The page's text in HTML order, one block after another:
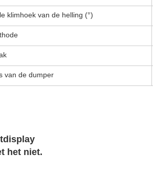
klimhoek van de helling (°)
van de dumper
het niet.